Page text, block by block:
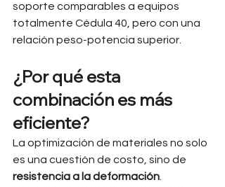
soporte comparables a equipos
totalmente Cédula 40, pero con una
relación peso-potencia superior.
¿Por qué esta
combinación es más
eficiente?
La optimización de materiales no solo
es una cuestión de costo, sino de
resistencia a la deformación